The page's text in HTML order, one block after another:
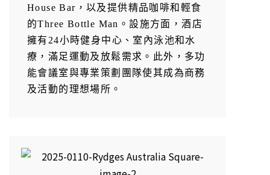
House Bar，以及提供精品咖啡和輕食
的Three Bottle Man。設施方面，酒店
擁有24小時健身中心、室內泳池和水
療，滿足運動及放鬆需求。此外，多功
能會議室與專業策劃團隊使其成為商務
及活動的理想場所。